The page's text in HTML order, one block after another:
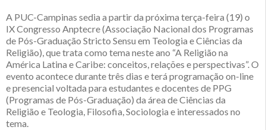
A PUC-Campinas sedia a partir da próxima terça-feira (19) o
IX Congresso Anptecre (Associação Nacional dos Programas
de Pós-Graduação Stricto Sensu em Teologia e Ciências da
Religião), que trata como tema neste ano “A Religião na
América Latina e Caribe: conceitos, relações e perspectivas”. O
evento acontece durante três dias e terá programação on-line
e presencial voltada para estudantes e docentes de PPG
(Programas de Pós-Graduação) da área de Ciências da
Religião e Teologia, Filosofia, Sociologia e interessados no
tema.